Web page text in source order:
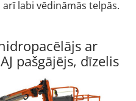
labi vēdināmās telpās.
ar
pašgājējs, dīzelis